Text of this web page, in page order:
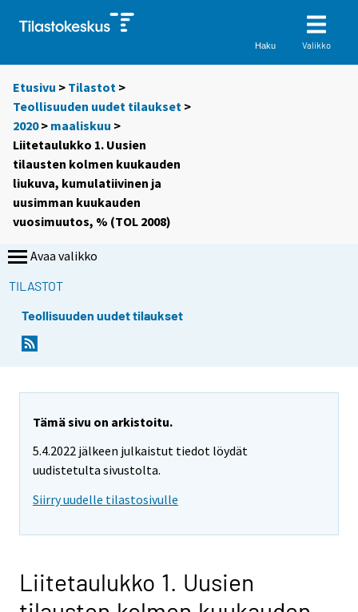
Haku Valikko
Etusivu > Tilastot >
Teollisuuden uudet tilaukset >
2020> maaliskuu >
Liitetaulukko 1. Uusien
tilausten kolmen kuukauden
liukuva, kumulatiivinen ja
uusimman kuukauden
vuosimuutos, % (TOL 2008)
Avaa valikko
TILASTOT
Teollisuuden uudet tilaukset
Tämä sivu on arkistoitu.
5.4.2022 jälkeen julkaistut tiedot löydät
uudistetulta sivustolta.
Siirry uudelle tilastosivulle
Liitetaulukko 1. Uusien